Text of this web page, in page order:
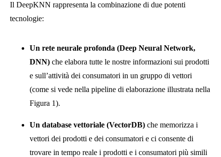
Il DeepKNN rappresenta la combinazione di due potenti
tecnologie:
Un rete neurale profonda (Deep Neural Network,
DNN) che elabora tutte le nostre informazioni sui prodotti
e sull’attività dei consumatori in un gruppo di vettori
(come si vede nella pipeline di elaborazione illustrata nella
Figura 1).
Un database vettoriale (VectorDB) che memorizza i
vettori dei prodotti e dei consumatori e ci consente di
trovare in tempo reale i prodotti e i consumatori più simili